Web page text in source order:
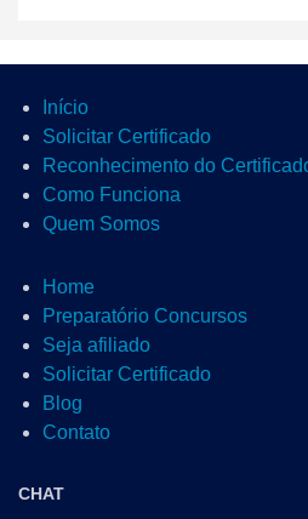
Início
Solicitar Certificado
Reconhecimento do
Como Funciona
Quem Somos
Home
Preparatório Concursos
Seja afiliado
Solicitar Certificado
Blog
Contato
CHAT